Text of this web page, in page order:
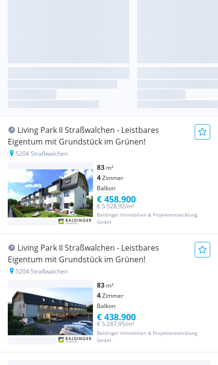
Living Park II Straßwalchen - Leistbares
Eigentum mit Grundstück im Grünen!
5204 Straßwalchen
83 m²
4Zimmer
Balkon
Baldinger Immobilien & Projektentwicklung
GmbH
€ 5.528,92/m²
€ 458.900
Living Park II Straßwalchen - Leistbares
Eigentum mit Grundstück im Grünen!
5204 Straßwalchen
83 m²
4Zimmer
Balkon
Baldinger Immobilien & Projektentwicklung
GmbH
€ 5.287,95/m²
€ 438.900